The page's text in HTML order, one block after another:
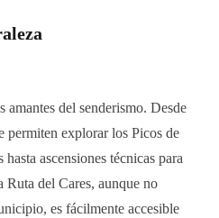
amantes del senderismo. Desde
permiten explorar los Picos de
ascensiones técnicas para
Ruta del Cares, aunque no
es fácilmente accesible